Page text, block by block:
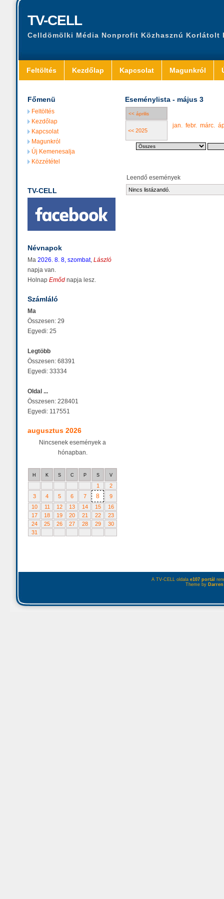
TV-CELL
Celldömölki Média Nonprofit Közhasznú Korlátolt
Feltöltés Kezdőlap Kapcsolat Magunkról
Főmenü
Feltöltés
Kezdőlap
Kapcsolat
Magunkról
Új Kemenesalja
Közzététel
TV-CELL
Névnapok
Ma 2026. 8. 8, szombat, László
napja van.
Holnap Emőd napja lesz.
Számláló
Ma
Összesen: 29
Egyedi: 25
Legtöbb
Összesen: 68391
Egyedi: 33334
Oldal ...
Összesen: 228401
Egyedi: 117551
augusztus 2026
Nincsenek események a
hónapban.
H K S C P S V
1
2
3
4 5 6 7 8
9
10
11 12 13 14 15
16
17
18 19 20 21 22
23
24
25 26 27 28 29
30
31
Eseménylista - május 3
<< április
<< 2025
jan. febr. márc.
Leendő események
Nincs listázandó.
A TV-CELL oldala e107 portál
Theme by